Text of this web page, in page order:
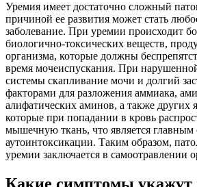
Уремия имеет достаточно сложный
причиной ее развития может стать
заболевание. При уремии происходит
биологично-токсических веществ,
организма, которые должны
время мочеиспускания. При
системы скапливание мочи и долгий
факторами для разложения аммиака,
алифатических аминов, а также других
которые при попадании в кровь
мышечную ткань, что является главным
аутоинтоксикации. Таким образом,
уремии заключается в самоотравлении